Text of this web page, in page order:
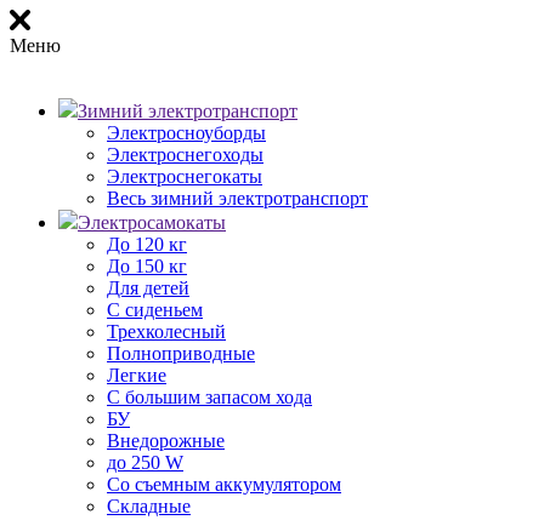
Меню
Зимний электротранспорт
Электросноуборды
Электроснегоходы
Электроснегокаты
Весь зимний электротранспорт
Электросамокаты
До 120 кг
До 150 кг
Для детей
С сиденьем
Трехколесный
Полноприводные
Легкие
С большим запасом хода
БУ
Внедорожные
до 250 W
Со съемным аккумулятором
Складные